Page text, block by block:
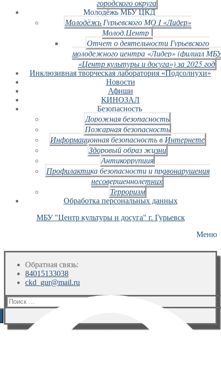
городского округа
Молодёжь МБУ ЦКД
Молодёжь Гурьевского МО I «Лидер»
Молод.Центр
Отчет о деятельности Гурьевского
молодежного центра «Лидер» (филиал
«Центр культуры и досуга») за 2025 год
Инклюзивная творческая лаборатория «Подсолнухи»
Новости
Афиши
КИНОЗАЛ
Безопасность
Дорожная безопасность
Пожарная безопасность
Информационная безопасность в Интернете
Здоровый образ жизни
Антикоррупция
Профилактика безопасности и правонарушения
несовершеннолетних
Терроризм
Обработка персональных данных
МБУ "Центр культуры и досуга" г. Гурьевск
Меню
Обратная связь:
84015133038
ckd_gur@mail.ru
Искать: